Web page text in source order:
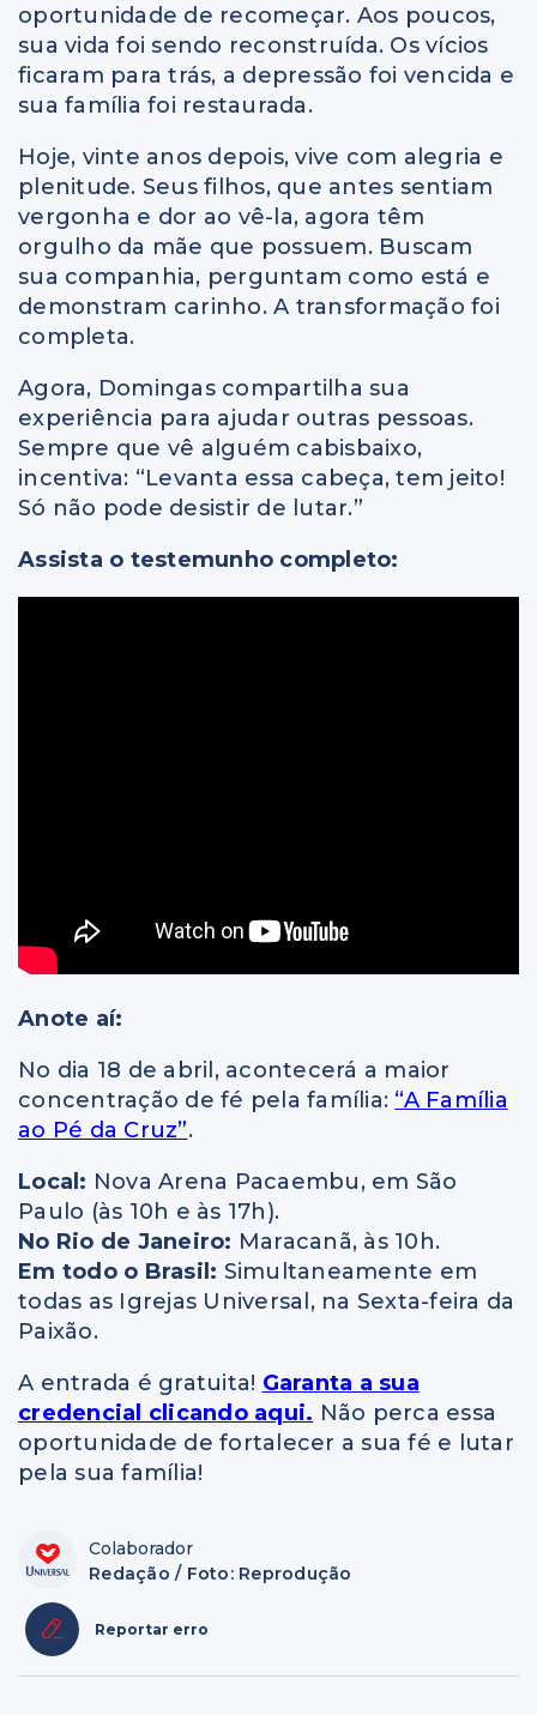
oportunidade de recomeçar. Aos poucos,
sua vida foi sendo reconstruída. Os vícios
ficaram para trás, a depressão foi vencida e
sua família foi restaurada.
Hoje, vinte anos depois, vive com alegria e
plenitude. Seus filhos, que antes sentiam
vergonha e dor ao vê-la, agora têm
orgulho da mãe que possuem. Buscam
sua companhia, perguntam como está e
demonstram carinho. A transformação foi
completa.
Agora, Domingas compartilha sua
experiência para ajudar outras pessoas.
Sempre que vê alguém cabisbaixo,
incentiva: “Levanta essa cabeça, tem jeito!
Só não pode desistir de lutar.”
Assista o testemunho completo:
Anote aí:
No dia 18 de abril, acontecerá a maior
concentração de fé pela família: “A Família
ao Pé da Cruz”.
Local: Nova Arena Pacaembu, em São
Paulo (às 10h e às 17h).
No Rio de Janeiro: Maracanã, às 10h.
Em todo o Brasil: Simultaneamente em
todas as Igrejas Universal, na Sexta-feira da
Paixão.
A entrada é gratuita! Garanta a sua
credencial clicando aqui. Não perca essa
oportunidade de fortalecer a sua fé e lutar
pela sua família!
Colaborador
Redação / Foto: Reprodução
Reportar erro